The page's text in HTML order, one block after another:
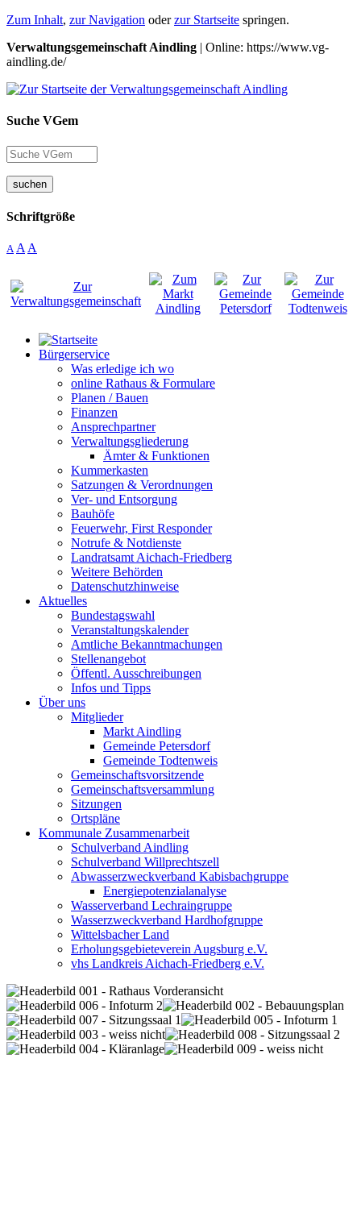
Zum Inhalt, zur Navigation oderzur Startseite springen.
Verwaltungsgemeinschaft Aindling | Online: https://www.vg-
aindling.de/
Suche VGem
suchen
Schriftgröße
A A A
Bürgerservice
Was erledige ich wo
online Rathaus & Formulare
Planen / Bauen
Finanzen
Ansprechpartner
Verwaltungsgliederung
Ämter & Funktionen
Kummerkasten
Satzungen & Verordnungen
Ver- und Entsorgung
Bauhöfe
Feuerwehr, First Responder
Notrufe & Notdienste
Landratsamt Aichach-Friedberg
Weitere Behörden
Datenschutzhinweise
Aktuelles
Bundestagswahl
Veranstaltungskalender
Amtliche Bekanntmachungen
Stellenangebot
Öffentl. Ausschreibungen
Infos und Tipps
Über uns
Mitglieder
Markt Aindling
Gemeinde Petersdorf
Gemeinde Todtenweis
Gemeinschaftsvorsitzende
Gemeinschaftsversammlung
Sitzungen
Ortspläne
Kommunale Zusammenarbeit
Schulverband Aindling
Schulverband Willprechtszell
Abwasserzweckverband Kabisbachgruppe
Energiepotenzialanalyse
Wasserverband Lechraingruppe
Wasserzweckverband Hardhofgruppe
Wittelsbacher Land
Erholungsgebieteverein Augsburg e.V.
vhs Landkreis Aichach-Friedberg e.V.